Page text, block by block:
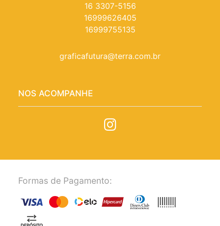
16 3307-5156
16999626405
16999755135
graficafutura@terra.com.br
NOS ACOMPANHE
Formas de Pagamento: